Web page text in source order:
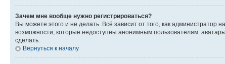
Зачем мне вообще нужно регистрироваться?
Вы можете этого и не делать. Всё зависит от того, как
возможности, которые недоступны анонимным пользователям:
сделать.
Вернуться к началу